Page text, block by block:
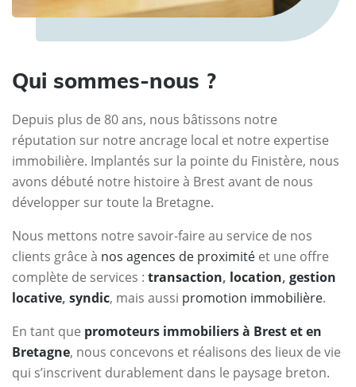
Qui sommes-nous ?
Depuis plus de 80 ans, nous bâtissons notre
réputation sur notre ancrage local et notre expertise
immobilière. Implantés sur la pointe du Finistère, nous
avons débuté notre histoire à Brest avant de nous
développer sur toute la Bretagne.
Nous mettons notre savoir-faire au service de nos
clients grâce à nos agences de proximité et une offre
complète de services : transaction, location, gestion
locative, syndic, mais aussi promotion immobilière.
En tant que promoteurs immobiliers à Brest et en
Bretagne, nous concevons et réalisons des lieux de vie
qui s’inscrivent durablement dans le paysage breton.